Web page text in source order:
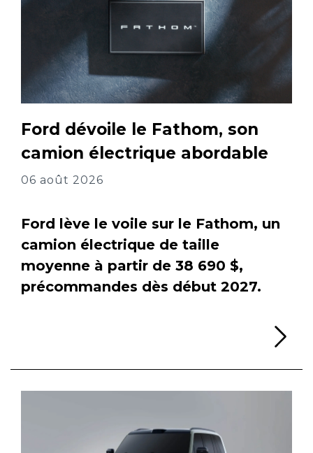
Ford dévoile le Fathom, son
camion électrique abordable
06 août 2026
Ford lève le voile sur le Fathom, un
camion électrique de taille
moyenne à partir de 38 690 $,
précommandes dès début 2027.